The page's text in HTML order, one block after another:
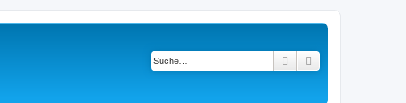
Suche